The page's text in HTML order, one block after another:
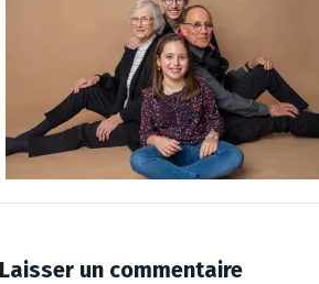
Laisser un commentaire